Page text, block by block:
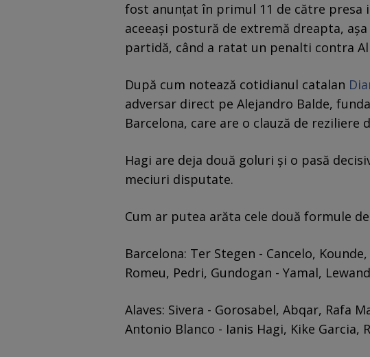
fost anunțat în primul 11 de către presa
aceeași postură de extremă dreapta,
partidă, când a ratat un penalti contra
După cum notează cotidianul catalan
adversar direct pe Alejandro Balde,
Barcelona, care are o clauză de reziliere
Hagi are deja două goluri și o pasă
meciuri disputate.
Cum ar putea arăta cele două formule
Barcelona: Ter Stegen - Cancelo,
Romeu, Pedri, Gundogan - Yamal,
Alaves: Sivera - Gorosabel, Abqar, Rafa
Antonio Blanco - Ianis Hagi, Kike Garcia,